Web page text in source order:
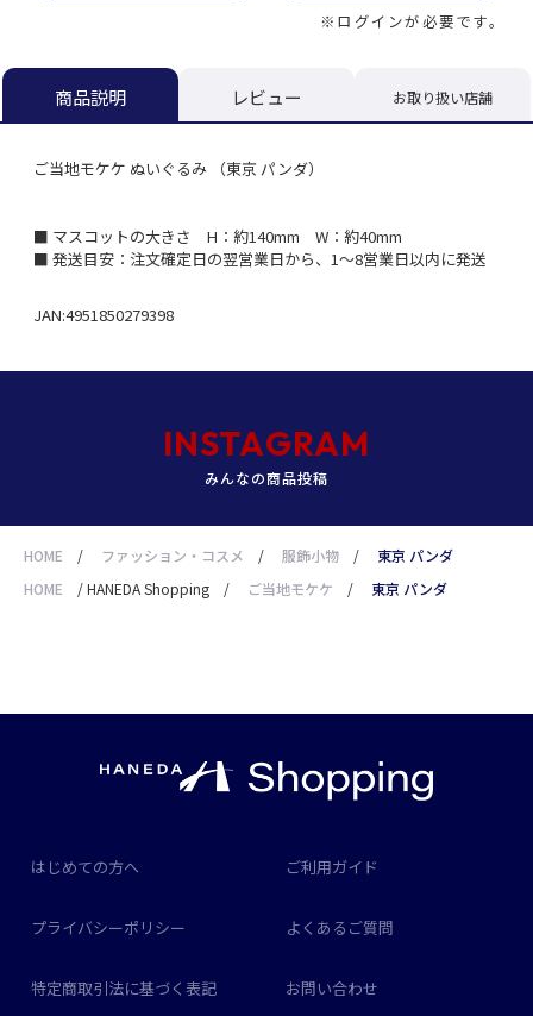
HOME / ファッション・コスメ / 服飾小物 /
東京 パンダ
HOME
/HANEDA Shopping / ご当地モケケ / 東京 パンダ
※ログインが必要です。
商品説明 レビュー お取り扱い店舗
ご当地モケケ ぬいぐるみ （東京 パンダ）
■ マスコットの大きさ H：約140mm W：約40mm
■ 発送目安：注文確定日の翌営業日から、1～8営業日以内に発送
JAN:4951850279398
INSTAGRAM
みんなの商品投稿
はじめての方へ ご利用ガイド
プライバシーポリシー よくあるご質問
特定商取引法に基づく表記 お問い合わせ